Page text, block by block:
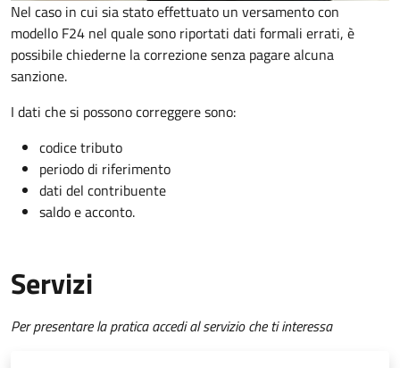
Nel caso in cui sia stato effettuato un versamento con
modello F24 nel quale sono riportati dati formali errati, è
possibile chiederne la correzione senza pagare alcuna
sanzione.
I dati che si possono correggere sono:
codice tributo
periodo di riferimento
dati del contribuente
saldo e acconto.
Servizi
Per presentare la pratica accedi al servizio che ti interessa